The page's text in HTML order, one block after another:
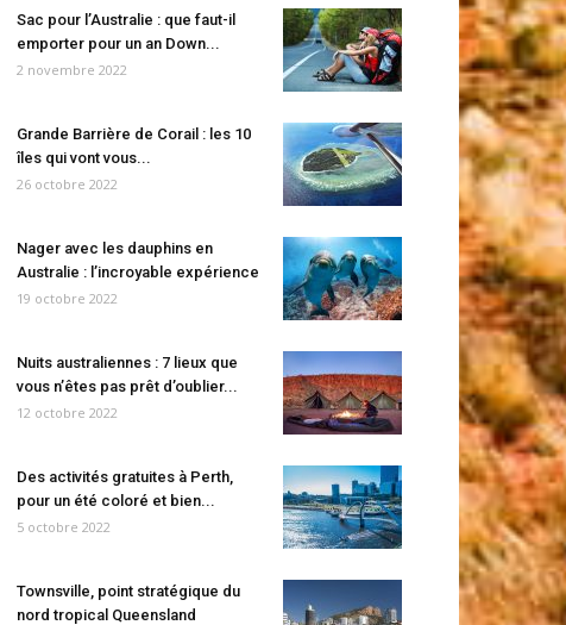
Sac pour l’Australie : que faut-il
emporter pour un an Down...
2 novembre 2022
Grande Barrière de Corail : les 10
îles qui vont vous...
26 octobre 2022
Nager avec les dauphins en
Australie : l’incroyable expérience
19 octobre 2022
Nuits australiennes : 7 lieux que
vous n’êtes pas prêt d’oublier...
12 octobre 2022
Des activités gratuites à Perth,
pour un été coloré et bien...
5 octobre 2022
Townsville, point stratégique du
nord tropical Queensland